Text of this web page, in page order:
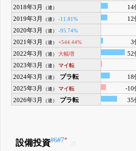
2018年3月 （連）
14
2019年3月
（連） -11.81%
12
2020年3月
（連） -95.74%
2021年3月
（連） +544.44%
3
2022年3月
（連） 大幅増
52
2023年3月
（連） マイ転
2024年3月
（連） プラ転
18
2025年3月
（連） マイ転
-10
2026年3月
（連） プラ転 35
設備投資#6#7*